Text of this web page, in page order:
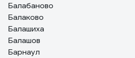
Балабаново
Балаково
Балашиха
Балашов
Барнаул